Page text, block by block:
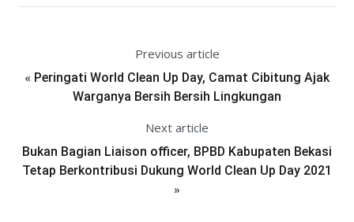
Previous article
« Peringati World Clean Up Day, Camat Cibitung Ajak
Warganya Bersih Bersih Lingkungan
Next article
Bukan Bagian Liaison officer, BPBD Kabupaten Bekasi
Tetap Berkontribusi Dukung World Clean Up Day 2021
»